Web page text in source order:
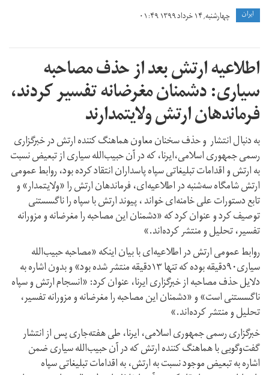
ايران چهارشنبه, ۱۴ خرداد ۱۳۹۹ ۰۱:۴۹
اطلاعیه ارتش بعد از حذف مصاحبه
سیاری: دشمنان مغرضانه تفسیر کردند،
فرماندهان ارتش ولایتمدارند
به دنبال انتشار و حذف سخنان معاون هماهنگ کننده ارتش در خبرگزاری
رسمی جمهوری اسلامی،ایرنا، که در آن حبیب‌الله سیاری از تبعیض نسبت
به ارتش و اقدامات تبلیغاتی سپاه پاسداران انتقاد کرده بود، روابط عمومی
ارتش شامگاه سه‌شنبه در اطلاعیه‌ای، فرماندهان ارتش را «ولایتمدار» و
تابع دستورات علی خامنه‌ای خواند ، پیوند ارتش با سپاه را ناگسستنی
توصیف کرد و عنوان کرد که «دشمنان این مصاحبه را مغرضانه و مزورانه
تفسیر، تحلیل و منتشر کرده‌اند.»
روابط عمومی ارتش در اطلاعیه‌ای با بیان اینکه «مصاحبه حبیب‌الله
سیاری۹۰دقیقه بوده که تنها ۱۳دقیقه منتشر شده بود» و بدون اشاره به
دلایل حذف مصاحبه از خبرگزاری ایرنا، عنوان کرد: «انسجام ارتش و سپاه
ناگسستنی است» و «دشمنان این مصاحبه را مغرضانه و مزورانه تفسیر،
تحلیل و منتشر کرده‌اند.»
خبرگزاری رسمی جمهوری اسلامی، ایرنا، طی هفته‌جاری پس از انتشار
گفت‌وگویی با هماهنگ کننده ارتش که در آن حبیب‌الله سیاری ضمن
اشاره به تبعیض موجود نسبت به ارتش، به اقدامات تبلیغاتی سپاه